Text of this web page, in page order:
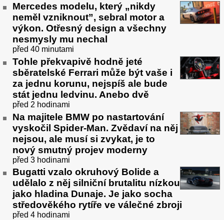
Mercedes modelu, který „nikdy
neměl vzniknout”, sebral motor a
výkon. Otřesný design a všechny
nesmysly mu nechal
před 40 minutami
Tohle překvapivě hodně jeté
sběratelské Ferrari může být vaše i
za jednu korunu, nejspíš ale bude
stát jednu ledvinu. Anebo dvě
před 2 hodinami
Na majitele BMW po nastartování
vyskočil Spider-Man. Zvědaví na něj
nejsou, ale musí si zvykat, je to
nový smutný projev moderny
před 3 hodinami
Bugatti vzalo okruhový Bolide a
udělalo z něj silniční brutalitu nízkou
jako hladina Dunaje. Je jako socha
středověkého rytíře ve válečné zbroji
před 4 hodinami